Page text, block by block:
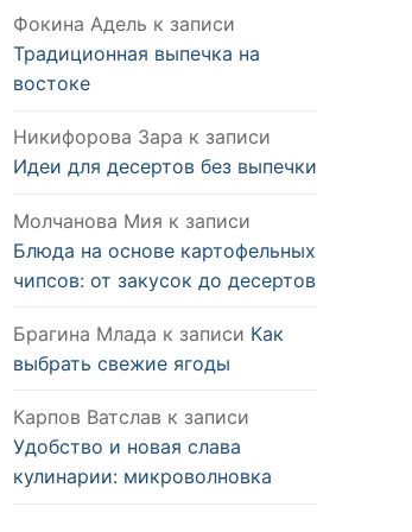
Фокина Адель к записи
Традиционная выпечка на
востоке
Никифорова Зара к записи
Идеи для десертов без выпечки
Молчанова Мия к записи
Блюда на основе картофельных
чипсов: от закусок до десертов
Брагина Млада к записи Как
выбрать свежие ягоды
Карпов Ватслав к записи
Удобство и новая слава
кулинарии: микроволновка